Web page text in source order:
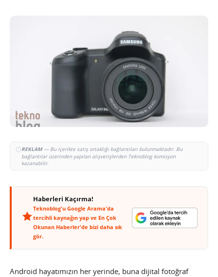
REKLAM— Bu içerikte satış ortaklığı bağlantıları bulunmaktadır. Bu
bağlantılar üzerinden yapılan alışverişlerden Teknoblog komisyon
kazanabilir.
Haberleri Kaçırma!
Teknoblog'u Google Arama'da
tercihli kaynağın yap ve En Çok
Okunan Haberler'de bizi daha sık
gör.
Android hayatımızın her yerinde, buna dijital fotoğraf